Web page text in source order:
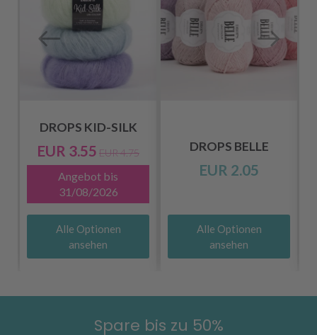
DROPS KID-SILK
EUR 3.55 EUR 4.75
Angebot bis
31/08/2026
Alle Optionen
ansehen
DROPS BELLE
EUR 2.05
Alle Optionen
ansehen
Spare bis zu 50%